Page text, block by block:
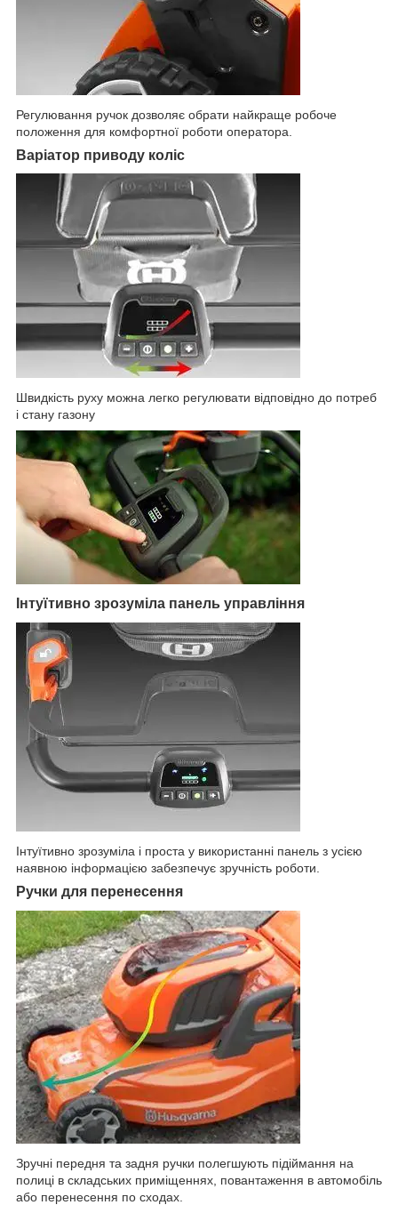
Регулювання ручок дозволяє обрати найкраще робоче
положення для комфортної роботи оператора.
Варіатор приводу коліс
Швидкість руху можна легко регулювати відповідно до потреб
і стану газону
Інтуїтивно зрозуміла панель управління
Інтуїтивно зрозуміла і проста у використанні панель з усією
наявною інформацією забезпечує зручність роботи.
Ручки для перенесення
Зручні передня та задня ручки полегшують підіймання на
полиці в складських приміщеннях, повантаження в автомобіль
або перенесення по сходах.